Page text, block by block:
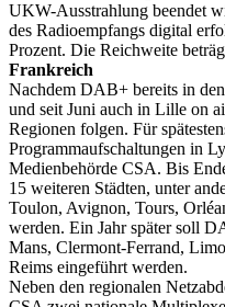
UKW-Ausstrahlung beendet
des Radioempfangs digital
Prozent. Die Reichweite
Frankreich
Nachdem DAB+ bereits in
und seit Juni auch in Lille on
Regionen folgen. Für
Programmaufschaltungen in
Medienbehörde CSA. Bis
15 weiteren Städten, unter
Toulon, Avignon, Tours,
werden. Ein Jahr später soll
Mans, Clermont-Ferrand,
Reims eingeführt werden.
Neben den regionalen